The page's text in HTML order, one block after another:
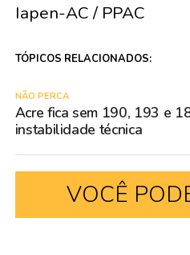
Iapen-AC / PPAC
TÓPICOS RELACIONADOS:
NÃO PERCA
Acre fica sem 190, 193 e
instabilidade técnica
VOCÊ